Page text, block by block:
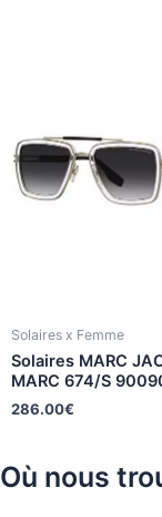
Solaires x Femme
Solaires MARC
MARC 674/S
286.00€
Où nous